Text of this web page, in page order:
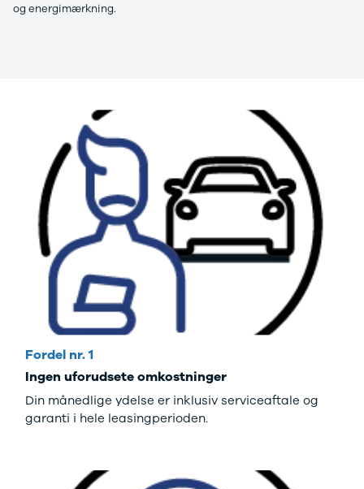
og energimærkning.
Fordel nr. 1
Ingen uforudsete omkostninger
Din månedlige ydelse er inklusiv serviceaftale og
garanti i hele leasingperioden.